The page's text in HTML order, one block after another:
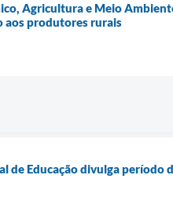
Agricultura e Meio
aos produtores rurais
de Educação divulga